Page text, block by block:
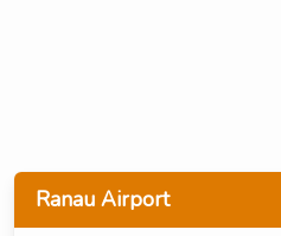
Ranau Airport